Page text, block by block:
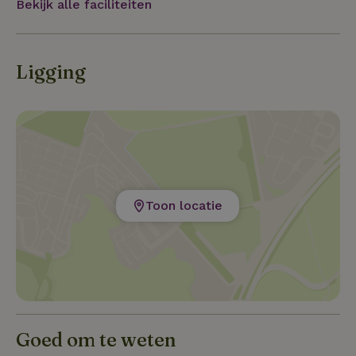
rotsformaties biedt een heerlijke plek om te
ontspannen en te genieten van de rust van het
Bekijk alle faciliteiten
Ligging
Toon locatie
Goed om te weten